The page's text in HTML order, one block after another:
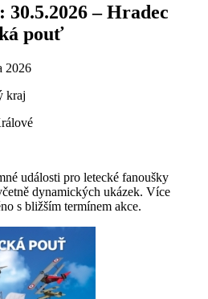
30.5.2026 – Hradec
pouť
2026
kraj
události pro letecké fanoušky
dynamických ukázek. Více
s bližším termínem akce.